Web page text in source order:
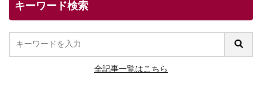
キーワード検索
全記事一覧はこちら